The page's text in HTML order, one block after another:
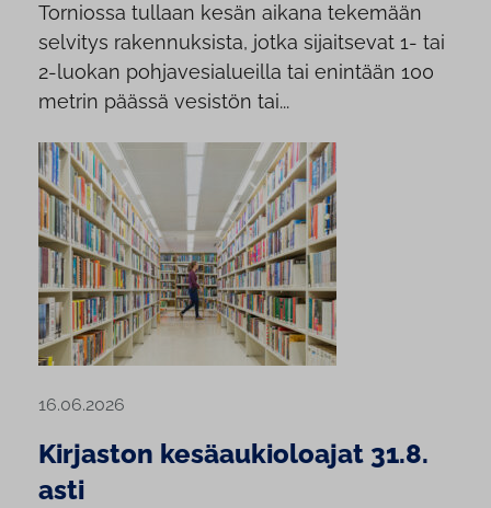
Torniossa tullaan kesän aikana tekemään
selvitys rakennuksista, jotka sijaitsevat 1- tai
2-luokan pohjavesialueilla tai enintään 100
metrin päässä vesistön tai...
16.06.2026
Kirjaston kesäaukioloajat 31.8.
asti